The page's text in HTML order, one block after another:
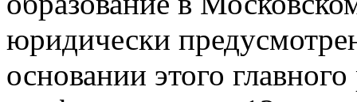
юридически
основании этого